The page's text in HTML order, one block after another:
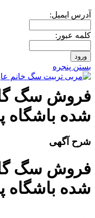
آدرس ايميل:
کلمه عبور:
بستن پنجره
فروش سگ
شده
شرح آگهی
فروش سگ
شده